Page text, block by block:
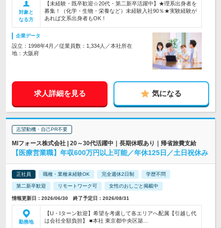
対象と
なる方
【未経験・既卒歓迎☆20代・第二新卒活躍中】★理系出身者を
募集！（化学・生物・栄養など）未経験入社90％★実験経験が
あれば文系出身者もOK！
企業データ
設立：1998年4月／従業員数：1,334人／本社所在
地：大阪府
求人詳細を見る 気になる
志望動機・自己PR不要
MIフォース株式会社 | 20～30代活躍中｜長期休暇あり｜帰省旅費支給
【医療営業職】年収600万円以上可能／年休125日／土日祝休み
正社員 職種・業種未経験OK 完全週休2日制 学歴不問
第二新卒歓迎 リモートワーク可 女性のおしごと掲載中
情報更新日：2026/06/30 終了予定日：2026/08/31
勤務地
【U・Iターン歓迎】希望を考慮して各エリアへ配属【引越し代
は会社全額負担】 ■本社 東京都中央区築…